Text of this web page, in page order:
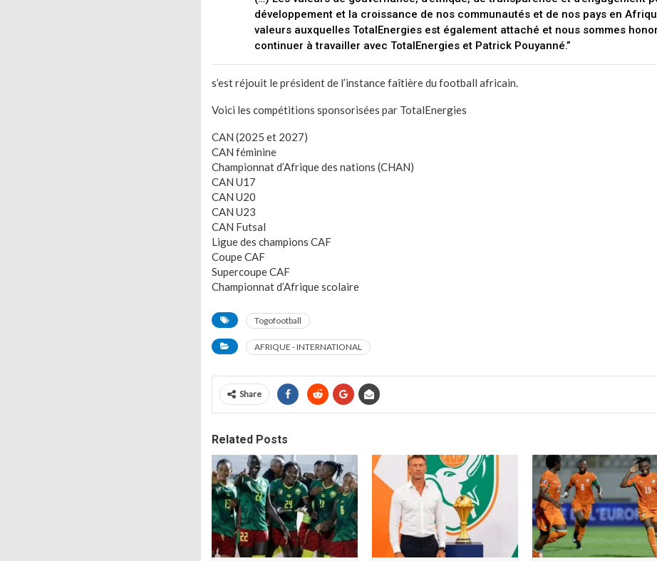
développement et la croissance de nos communautés et de nos pays en
valeurs auxquelles TotalEnergies est également attaché et nous sommes
continuer à travailler avec TotalEnergies et Patrick Pouyanné.”
s’est réjouit le président de l’instance faîtière du football africain.
Voici les compétitions sponsorisées par TotalEnergies
CAN (2025 et 2027)
CAN féminine
Championnat d’Afrique des nations (CHAN)
CAN U17
CAN U20
CAN U23
CAN Futsal
Ligue des champions CAF
Coupe CAF
Supercoupe CAF
Championnat d’Afrique scolaire
Togofootball
AFRIQUE - INTERNATIONAL
Share
Related Posts